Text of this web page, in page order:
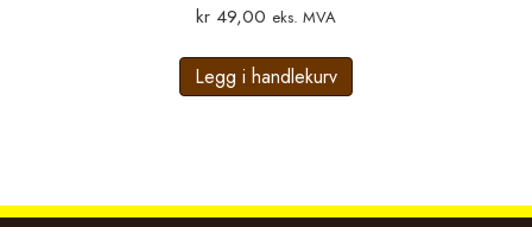
kr 49,00 eks. MVA
Legg i handlekurv